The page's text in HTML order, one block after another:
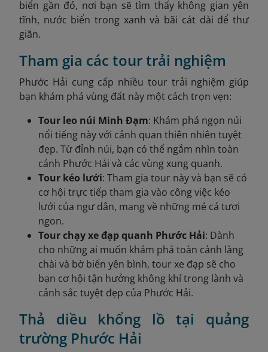
biển gần đó, nơi bạn sẽ tìm thấy không gian yên
tĩnh, nước biển trong xanh và bãi cát dài để thư
giãn.
Tham gia các tour trải nghiệm
Phước Hải cung cấp nhiều tour trải nghiệm giúp
bạn khám phá vùng đất này một cách trọn vẹn:
Tour leo núi Minh Đạm: Khám phá ngọn núi
nổi tiếng này với cảnh quan thiên nhiên tuyệt
đẹp. Từ đỉnh núi, bạn có thể ngắm nhìn toàn
cảnh Phước Hải và các vùng xung quanh.
Tour kéo lưới: Tham gia tour này và bạn sẽ có
cơ hội trực tiếp tham gia vào công việc kéo
lưới của ngư dân, mang về những mẻ cá tươi
ngon.
Tour chạy xe đạp quanh Phước Hải: Dành
cho những ai muốn khám phá toàn cảnh làng
chài và bờ biển yên bình, tour xe đạp sẽ cho
bạn cơ hội tận hưởng không khí trong lành và
cảnh sắc tuyệt đẹp của Phước Hải.
Thả diều khổng lồ tại quảng
trường Phước Hải